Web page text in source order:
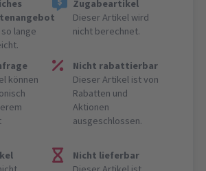
lange
Zugabeartikel
Dieser Artikel wird
nicht berechnet.
können
Nicht rabattierbar
Dieser Artikel ist von
Rabatten und
Aktionen
ausgeschlossen.
Nicht lieferbar